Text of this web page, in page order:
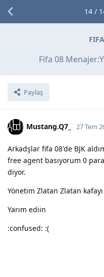
FIFA
Fifa 08
Paylaş
14/
Mustang.Q7_ 27 Tem
Arkadşlar fifa 08'de BJK
free agent basıyorum 0
diyor.
Yönetim Zlatan Zlatan
Yarım ediin
:confused: :(